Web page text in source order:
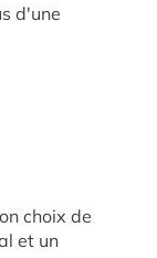
choix de
et un